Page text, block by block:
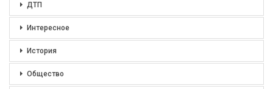
ДТП
Интересное
История
Общество